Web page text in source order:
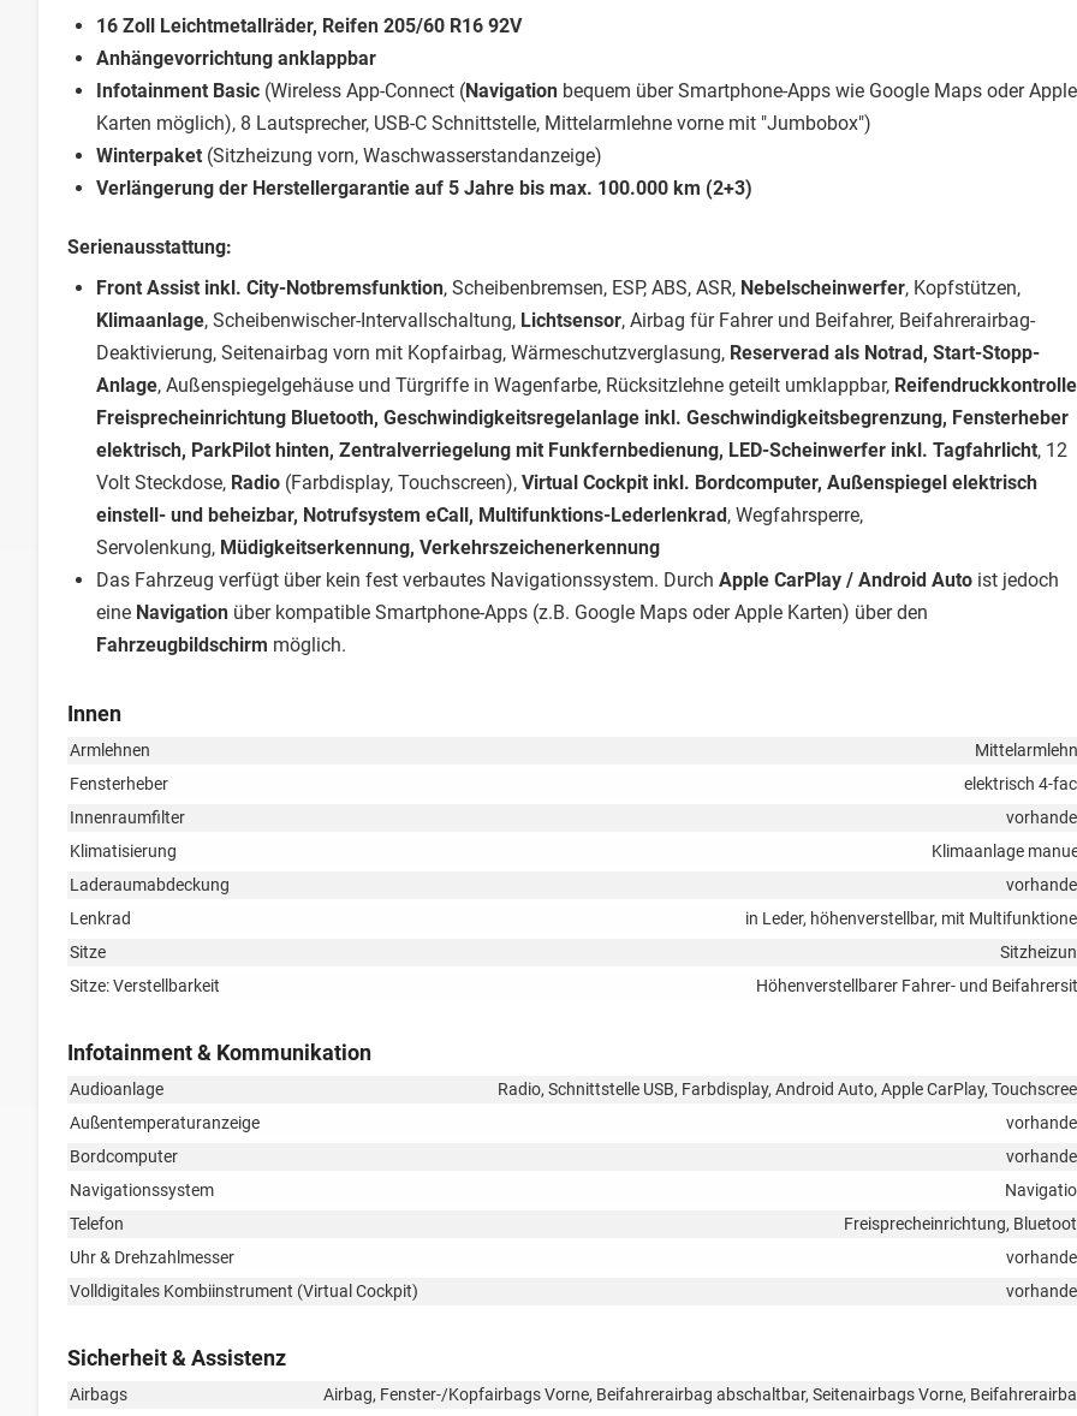
16 Zoll Leichtmetallräder, Reifen 205/60 R16 92V
Anhängevorrichtung anklappbar
Infotainment Basic (Wireless App-Connect (Navigation bequem über Smartphone-Apps wie Google Maps oder Apple
Karten möglich), 8 Lautsprecher, USB-C Schnittstelle, Mittelarmlehne vorne mit "Jumbobox")
Winterpaket (Sitzheizung vorn, Waschwasserstandanzeige)
Verlängerung der Herstellergarantie auf 5 Jahre bis max. 100.000 km (2+3)
Serienausstattung:
Front Assist inkl. City-Notbremsfunktion, Scheibenbremsen, ESP, ABS, ASR, Nebelscheinwerfer, Kopfstützen,
Klimaanlage, Scheibenwischer-Intervallschaltung, Lichtsensor, Airbag für Fahrer und Beifahrer, Beifahrerairbag-
Deaktivierung, Seitenairbag vorn mit Kopfairbag, Wärmeschutzverglasung, Reserverad als Notrad, Start-Stopp-
Anlage, Außenspiegelgehäuse und Türgriffe in Wagenfarbe, Rücksitzlehne geteilt umklappbar, Reifendruckkontrolle
Freisprecheinrichtung Bluetooth, Geschwindigkeitsregelanlage inkl. Geschwindigkeitsbegrenzung, Fensterheber
elektrisch, ParkPilot hinten, Zentralverriegelung mit Funkfernbedienung, LED-Scheinwerfer inkl. Tagfahrlicht, 12
Volt Steckdose, Radio (Farbdisplay, Touchscreen), Virtual Cockpit inkl. Bordcomputer, Außenspiegel elektrisch
einstell- und beheizbar, Notrufsystem eCall, Multifunktions-Lederlenkrad, Wegfahrsperre,
Servolenkung, Müdigkeitserkennung, Verkehrszeichenerkennung
Das Fahrzeug verfügt über kein fest verbautes Navigationssystem. Durch Apple CarPlay / Android Auto ist jedoch
eine Navigation über kompatible Smartphone-Apps (z.B. Google Maps oder Apple Karten) über den
Fahrzeugbildschirm möglich.
Innen
Armlehnen
Fensterheber
elektrisch 4-
Innenraumfilter
Klimatisierung
Klimaanlage
Laderaumabdeckung
Lenkrad
in Leder, höhenverstellbar, mit
Sitze
Sitze: Verstellbarkeit
Höhenverstellbarer Fahrer- und
Infotainment & Kommunikation
Audioanlage
Radio, Schnittstelle USB, Farbdisplay, Android Auto, Apple CarPlay,
Außentemperaturanzeige
Bordcomputer
Navigationssystem
Telefon
Freisprecheinrichtung,
Uhr & Drehzahlmesser
Volldigitales Kombiinstrument (Virtual Cockpit)
Sicherheit & Assistenz
Airbags
Airbag, Fenster-/Kopfairbags Vorne, Beifahrerairbag abschaltbar, Seitenairbags Vorne,